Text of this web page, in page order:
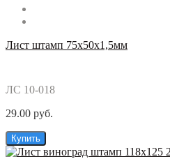
Лист штамп 75х50х1,5мм
ЛС 10-018
29.00 руб.
Купить